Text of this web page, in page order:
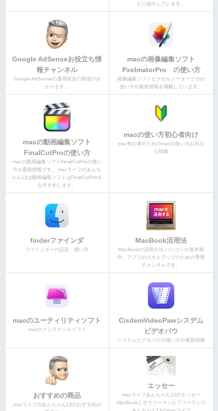
とに紹介しています。
Google AdSenseお役立ち情
報チャンネル
Google AdSenseの運用状況の実情が分
かります。
macの画像編集ソフト
PxelmatorPro の使い方
画像編集ソフトピクセルメータープロの
使い方や最新情報を掲載しています。
macの動画編集ソフト
FinalCutProの使い方
macの動画編集ソフトFinalCutProの使い
方＆最新情報です。 macライフのあんち
ゃん13は動画編集ソフトはFinalCutProを
おすすめします。
macの使い方初心者向け
mac初心者のためのmacの使い方お役立
ち情報
finderファインダ
ファインダーの設定・使い方
MacBook活用法
MacBookの活用方法 パソコンの基本操
作、アプリのスキルアップのための専用
チャンネルです。
macのユーティリティソフト
macのメンテナンスソフト
CisdemVideoPawシスデム
ビデオパウ
シスデムビデオパウの使い方や最新情報
おすすめの商品
macライフのあんちゃん13のおすすめの
エッセー
macライフあんちゃん13のエッセー
MacBookとサラリーマンとフリーランス